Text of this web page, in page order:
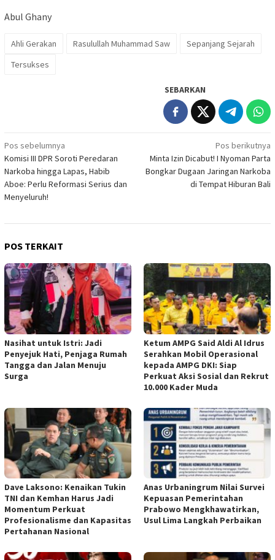
Abul Ghany
Ahli Gerakan Rasulullah Muhammad Saw
Sepanjang Sejarah
Tersukses
SEBARKAN
Navigasi
pos
Pos sebelumnya
Komisi III DPR Soroti Peredaran
Narkoba hingga Lapas, Habib
Aboe: Perlu Reformasi Serius dan
Menyeluruh!
Pos berikutnya
Minta Izin Dicabut! I Nyoman Parta
Bongkar Dugaan Jaringan Narkoba
di Tempat Hiburan Bali
POS TERKAIT
Nasihat untuk Istri: Jadi
Penyejuk Hati, Penjaga Rumah
Tangga dan Jalan Menuju
Surga
Ketum AMPG Said Aldi Al Idrus
Serahkan Mobil Operasional
kepada AMPG DKI: Siap
Perkuat Aksi Sosial dan Rekrut
10.000 Kader Muda
Dave Laksono: Kenaikan Tukin
TNI dan Kemhan Harus Jadi
Momentum Perkuat
Profesionalisme dan Kapasitas
Pertahanan Nasional
Anas Urbaningrum Nilai Survei
Kepuasan Pemerintahan
Prabowo Mengkhawatirkan,
Usul Lima Langkah Perbaikan